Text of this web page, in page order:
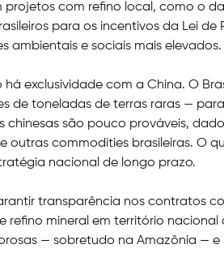
com refino local, como o
para os incentivos da Lei
ambientais e sociais mais elevados.
há exclusividade com a China. O
de toneladas de terras raras —
chinesas são pouco prováveis,
outras commodities brasileiras. O
nacional de longo prazo.
transparência nos contratos
refino mineral em território
— sobretudo na Amazônia —